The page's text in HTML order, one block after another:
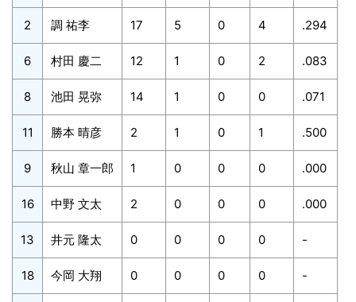
2 調 祐李 17 5 0 4 .294
6 村田 慶二 12 1 0 2 .083
8 池田 晃弥 14 1 0 0 .071
11 勝本 晴彦 2 1 0 1 .500
9 秋山 章一郎 1 0 0 0 .000
16 中野 文太 2 0 0 0 .000
13 井元 隆太 0 0 0 0 -
18 今岡 大翔 0 0 0 0 -